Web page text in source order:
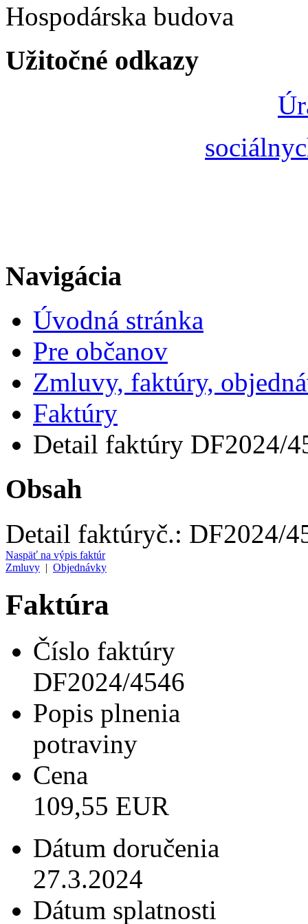
Hospodárska budova
Užitočné odkazy
Navigácia
Úvodná stránka
Pre občanov
Zmluvy, faktúry,
Faktúry
Detail faktúry DF2024/
Obsah
Detail faktúryč.: DF2024/
Naspäť na výpis faktúr
Zmluvy | Objednávky
Faktúra
Číslo faktúry
DF2024/4546
Popis plnenia
potraviny
Cena
109,55 EUR
Dátum doručenia
27.3.2024
Dátum splatnosti